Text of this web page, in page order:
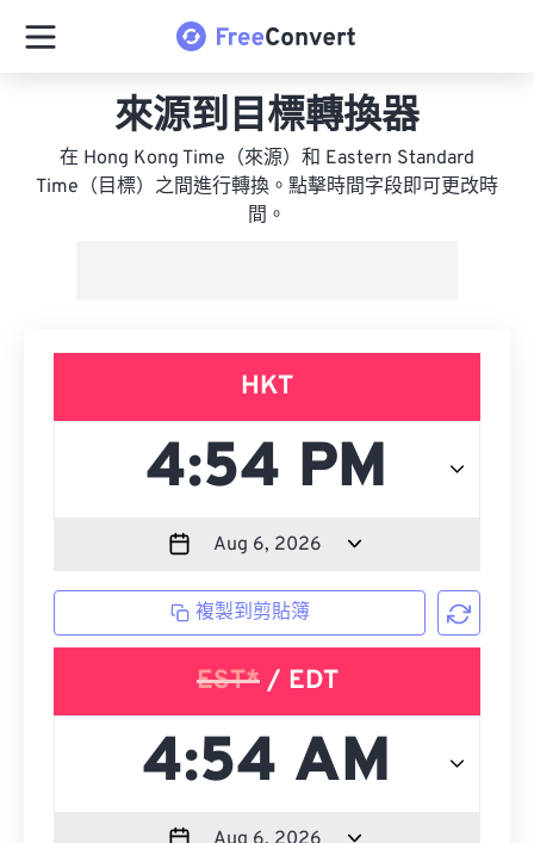
來源到目標轉換器
在 Hong Kong Time（來源）和 Eastern Standard
Time（目標）之間進行轉換。點擊時間字段即可更改時
間。
HKT
複製到剪貼簿
EST*/ EDT